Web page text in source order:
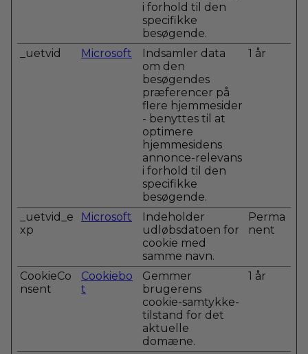
i forhold til den
specifikke
besøgende.
_uetvid Microsoft
Indsamler data
om den
besøgendes
præferencer på
flere hjemmesider
- benyttes til at
optimere
hjemmesidens
annonce-relevans
i forhold til den
specifikke
besøgende.
1 år
_uetvid_e
xp
Microsoft
Indeholder
udløbsdatoen for
cookie med
samme navn.
Perma
nent
CookieCo
nsent
Cookiebo
t
Gemmer
brugerens
cookie-samtykke-
tilstand for det
aktuelle
domæne.
1 år